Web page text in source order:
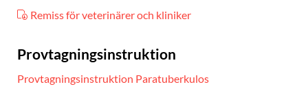
Remiss för veterinärer och kliniker
Provtagningsinstruktion
Provtagningsinstruktion Paratuberkulos